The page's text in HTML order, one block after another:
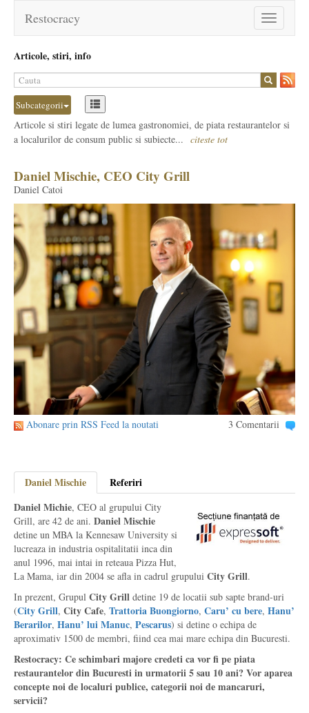
Toggle
navigation
Restocracy
Articole, stiri, info
Subcategorii
Articole si stiri legate de lumea gastronomiei, de piata restaurantelor si
a localurilor de consum public si subiecte... citeste tot
Daniel Mischie, CEO City Grill
Daniel Catoi
Abonare prin RSS Feed la noutati 3 Comentarii
Daniel Mischie
Referiri
Daniel Michie, CEO al grupului City
Grill, are 42 de ani. Daniel Mischie
detine un MBA la Kennesaw University si
lucreaza in industria ospitalitatii inca din
anul 1996, mai intai in reteaua Pizza Hut,
La Mama, iar din 2004 se afla in cadrul grupului City Grill.
In prezent, Grupul City Grill detine 19 de locatii sub sapte brand-uri
(City Grill, City Cafe, Trattoria Buongiorno, Caru’ cu bere, Hanu’
Berarilor, Hanu’ lui Manuc, Pescarus) si detine o echipa de
aproximativ 1500 de membri, fiind cea mai mare echipa din Bucuresti.
Restocracy: Ce schimbari majore credeti ca vor fi pe piata
restaurantelor din Bucuresti in urmatorii 5 sau 10 ani? Vor aparea
concepte noi de localuri publice, categorii noi de mancaruri,
servicii?